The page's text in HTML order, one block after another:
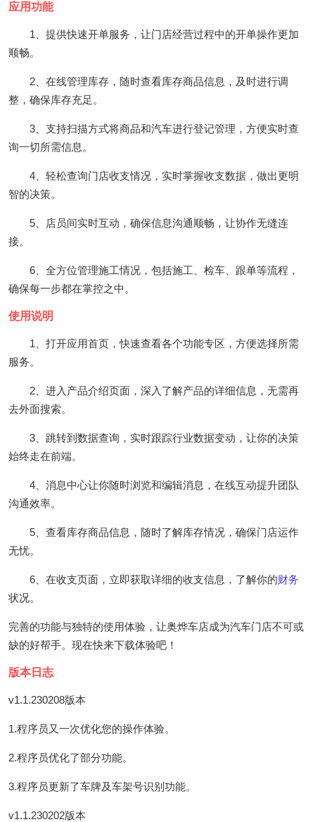
应用功能
1、提供快速开单服务，让门店经营过程中的开单操作更加
顺畅。
2、在线管理库存，随时查看库存商品信息，及时进行调
整，确保库存充足。
3、支持扫描方式将商品和汽车进行登记管理，方便实时查
询一切所需信息。
4、轻松查询门店收支情况，实时掌握收支数据，做出更明
智的决策。
5、店员间实时互动，确保信息沟通顺畅，让协作无缝连
接。
6、全方位管理施工情况，包括施工、检车、跟单等流程，
确保每一步都在掌控之中。
使用说明
1、打开应用首页，快速查看各个功能专区，方便选择所需
服务。
2、进入产品介绍页面，深入了解产品的详细信息，无需再
去外面搜索。
3、跳转到数据查询，实时跟踪行业数据变动，让你的决策
始终走在前端。
4、消息中心让你随时浏览和编辑消息，在线互动提升团队
沟通效率。
5、查看库存商品信息，随时了解库存情况，确保门店运作
无忧。
6、在收支页面，立即获取详细的收支信息，了解你的财务
状况。
完善的功能与独特的使用体验，让奥烨车店成为汽车门店不可或
缺的好帮手。现在快来下载体验吧！
版本日志
v1.1.230208版本
1.程序员又一次优化您的操作体验。
2.程序员优化了部分功能。
3.程序员更新了车牌及车架号识别功能。
v1.1.230202版本